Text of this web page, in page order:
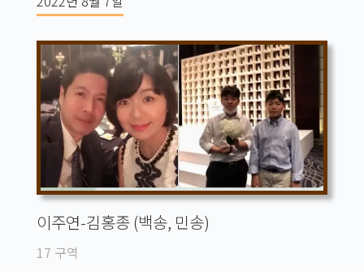
이주연-김홍종 (백송, 민송)
17 구역